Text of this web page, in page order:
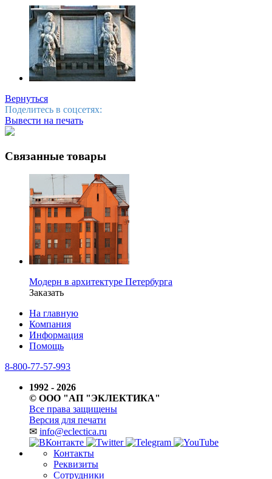
Вернуться
Поделитесь в соцсетях:
Вывести на печать
Связанные товары
Модерн в архитектуре Петербурга
Заказать
На главную
Компания
Информация
Помощь
8-800-77-57-993
1992 - 2026
© ООО "АП "ЭКЛЕКТИКА"
Все права защищены
Версия для печати
✉ info@eclectica.ru
Контакты
Реквизиты
Сотрудники